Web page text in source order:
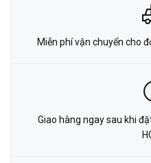
Miễn phí vận chuyển cho
Giao hàng ngay sau khi